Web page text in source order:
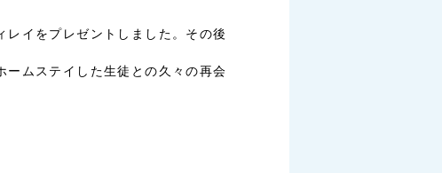
イをプレゼントしました。その後
ムステイした生徒との久々の再会